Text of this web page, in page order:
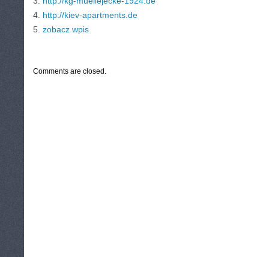
4. http://kiev-apartments.de
5. zobacz wpis
Comments are closed.